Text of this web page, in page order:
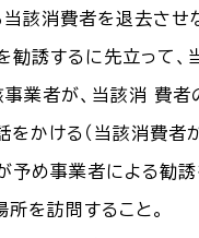
該消費者を退去させ
勧誘するに先立って
事業者が、当該消 費
をかける（当該消費者
予め事業者による勧
を訪問すること。